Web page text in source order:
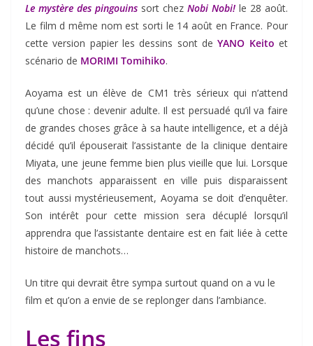
Le mystère des pingouins sort chez Nobi Nobi! le 28 août.
Le film d même nom est sorti le 14 août en France. Pour
cette version papier les dessins sont deYANO Keito et
scénario de MORIMI Tomihiko.
Aoyama est un élève de CM1 très sérieux qui n’attend
qu’une chose : devenir adulte. Il est persuadé qu’il va faire
de grandes choses grâce à sa haute intelligence, et a déjà
décidé qu’il épouserait l’assistante de la clinique dentaire
Miyata, une jeune femme bien plus vieille que lui. Lorsque
des manchots apparaissent en ville puis disparaissent
tout aussi mystérieusement, Aoyama se doit d’enquêter.
Son intérêt pour cette mission sera décuplé lorsqu’il
apprendra que l’assistante dentaire est en fait liée à cette
histoire de manchots…
Un titre qui devrait être sympa surtout quand on a vu le
film et qu’on a envie de se replonger dans l’ambiance.
Les fins